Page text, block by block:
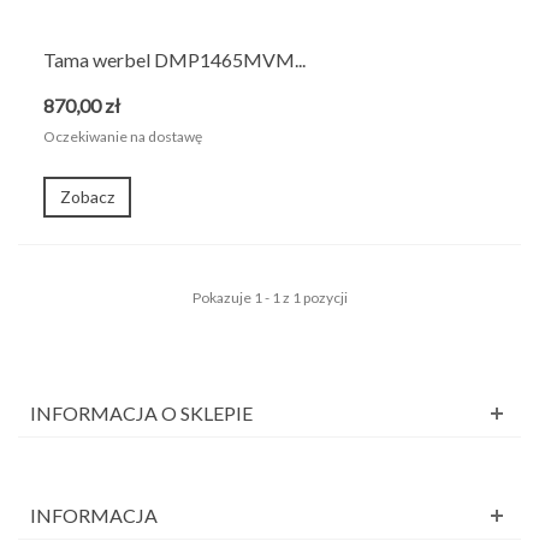
Tama werbel DMP1465MVM...
870,00 zł
Oczekiwanie na dostawę
Zobacz
Pokazuje 1 - 1 z 1 pozycji
INFORMACJA O SKLEPIE
INFORMACJA